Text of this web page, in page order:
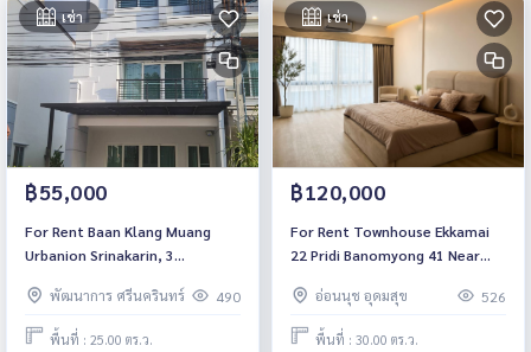
เช่า
฿55,000
For Rent Baan Klang Muang
Urbanion Srinakarin, 3
Seacon Srinakarin
พัฒนาการ ศรีนครินทร์ 490
พื้นที่ : 25.00 ตร.ว.
เช่า
฿120,000
For Rent Townhouse Ekkamai
22 Pridi Banomyong 41 Near
Onsenอ่อนนุช อุดมสุข 526
พื้นที่ : 30.00 ตร.ว.